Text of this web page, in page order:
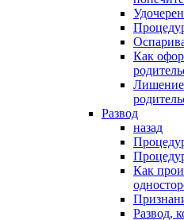
Как
Лишение
Развод
назад
Как
Развод,